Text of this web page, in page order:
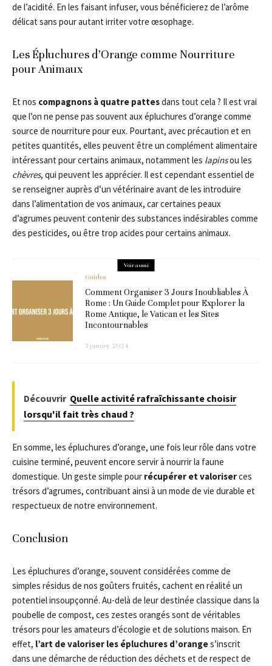
de l’acidité. En les faisant infuser, vous bénéficierez de l’arôme
délicat sans pour autant irriter votre œsophage.
Les Épluchures d’Orange comme Nourriture
pour Animaux
Et nos compagnons à quatre pattesdans tout cela ? Il est vrai
que l’on ne pense pas souvent aux épluchures d’orange comme
source de nourriture pour eux. Pourtant, avec précaution et en
petites quantités, elles peuvent être un complément alimentaire
intéressant pour certains animaux, notamment les lapinsou les
chèvres, qui peuvent les apprécier. Il est cependant essentiel de
se renseigner auprès d’un vétérinaire avant de les introduire
dans l’alimentation de vos animaux, car certaines peaux
d’agrumes peuvent contenir des substances indésirables comme
des pesticides, ou être trop acides pour certains animaux.
Voir aussi
Guides
Comment Organiser 3 Jours Inoubliables À
Rome : Un Guide Complet pour Explorer la
Rome Antique, le Vatican et les Sites
Incontournables
3 janvier 2024
Découvrir Quelle activité rafraîchissante choisir
lorsqu'il fait très chaud ?
En somme, les épluchures d’orange, une fois leur rôle dans votre
cuisine terminé, peuvent encore servir à nourrir la faune
domestique. Un geste simple pour récupérer et valoriserces
trésors d’agrumes, contribuant ainsi à un mode de vie durable et
respectueux de notre environnement.
Conclusion
Les épluchures d’orange, souvent considérées comme de
simples résidus de nos goûters fruités, cachent en réalité un
potentiel insoupçonné. Au-delà de leur destinée classique dans la
poubelle de compost, ces zestes orangés sont de véritables
trésors pour les amateurs d’écologie et de solutions maison. En
effet, l’art de valoriser les épluchures d’oranges’inscrit
dans une démarche de réduction des déchets et de respect de